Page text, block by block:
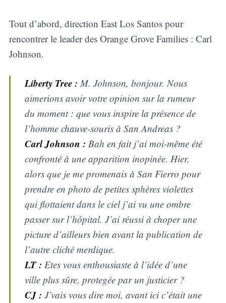
Tout d’abord, direction East Los Santos pour
rencontrer le leader des Orange Grove Families : Carl
Johnson.
Liberty Tree : M. Johnson, bonjour. Nous
aimerions avoir votre opinion sur la rumeur
du moment : que vous inspire la présence de
l’homme chauve-souris à San Andreas ?
Carl Johnson : Bah en fait j’ai moi-même été
confronté à une apparition inopinée. Hier,
alors que je me promenais à San Fierro pour
prendre en photo de petites sphères violettes
qui flottaient dans le ciel j’ai vu une ombre
passer sur l’hôpital. J’ai réussi à choper une
picture d’ailleurs bien avant la publication de
l’autre cliché merdique.
LT : Etes vous enthousiaste à l’idée d’une
ville plus sûre, protegée par un justicier ?
CJ : J’vais vous dire moi, avant ici c’était une